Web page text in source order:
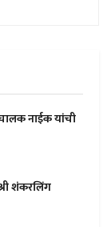
नाईक यांची
शंकरलिंग